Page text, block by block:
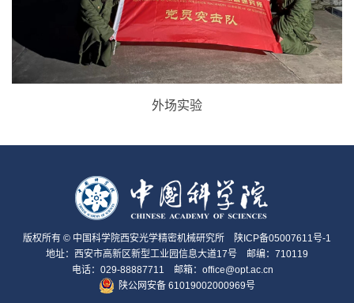
外场实验
版权所有 © 中国科学院西安光学精密机械研究所
陕ICP备05007611号-1
地址：西安市高新区新型工业园信息大道17号 邮编：710119
电话：029-88887711 邮箱：office@opt.ac.cn
陕公网安备 61019002000969号